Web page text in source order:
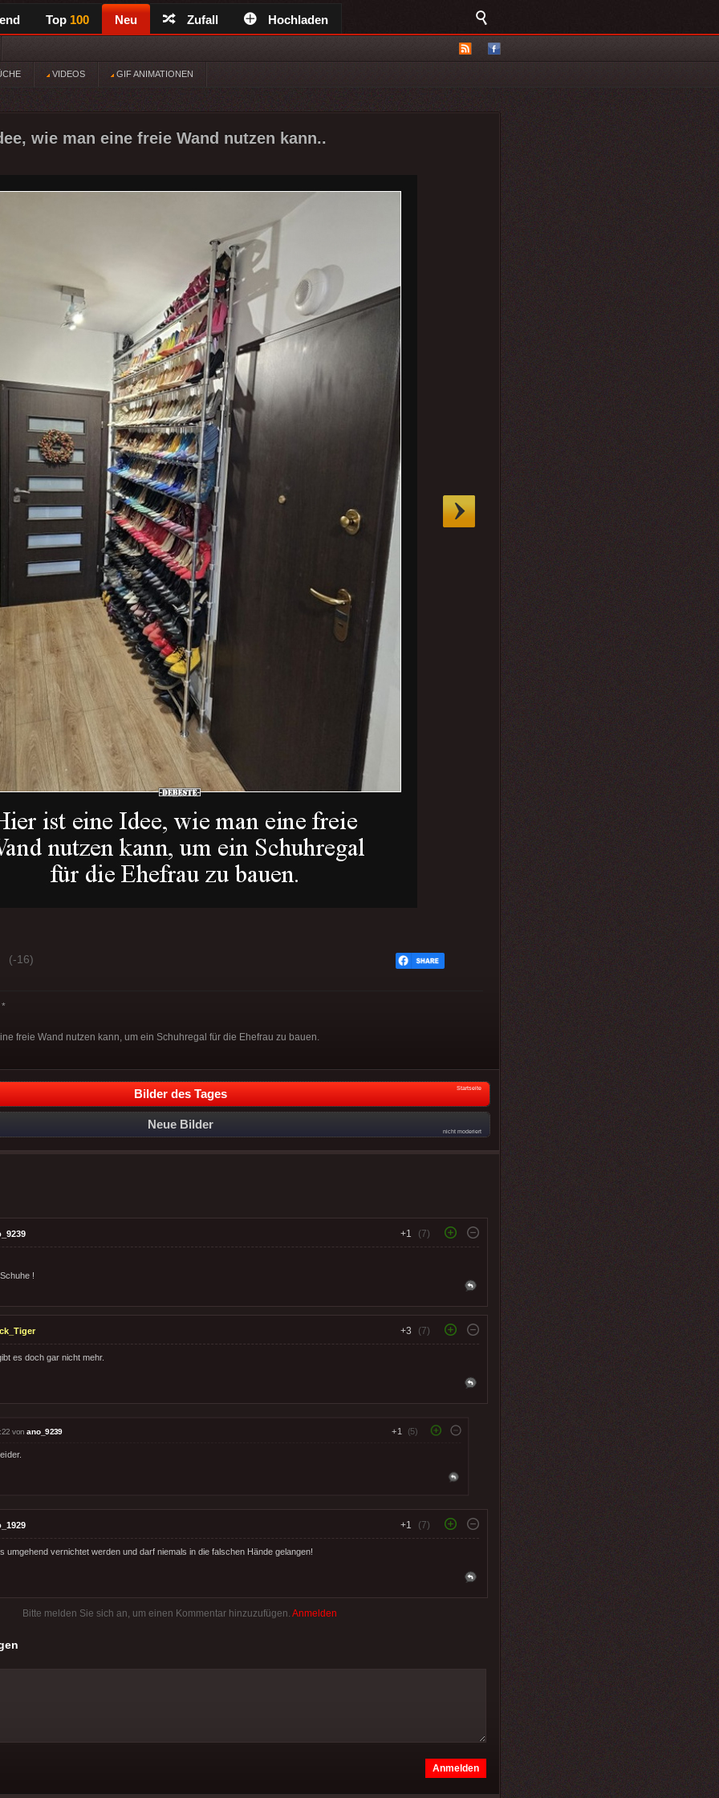
Top 100 Neu Zufall Hochladen
VIDEOS GIF ANIMATIONEN
wie man eine freie Wand nutzen kann..
(-16)
freie Wand nutzen kann, um ein Schuhregal für die Ehefrau zu bauen.
Bilder des Tages Startseite
Neue Bilder
nicht moderiert
+1 (7)
!
+3 (7)
es doch gar nicht mehr.
vonano_9239 +1 (5)
+1 (7)
umgehend vernichtet werden und darf niemals in die falschen Hände gelangen!
Bitte melden Sie sich an, um einen Kommentar hinzuzufügen. Anmelden